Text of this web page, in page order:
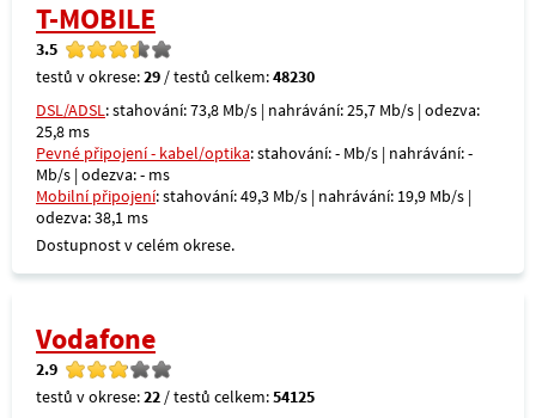
T-MOBILE
3.5
testů v okrese:29 / testů celkem:48230
DSL/ADSL: stahování: 73,8 Mb/s | nahrávání: 25,7 Mb/s | odezva:
25,8 ms
Pevné připojení - kabel/optika: stahování: - Mb/s | nahrávání: -
Mb/s | odezva: - ms
Mobilní připojení: stahování: 49,3 Mb/s | nahrávání: 19,9 Mb/s |
odezva: 38,1 ms
Dostupnost v celém okrese.
Vodafone
2.9
testů v okrese:22 / testů celkem:54125